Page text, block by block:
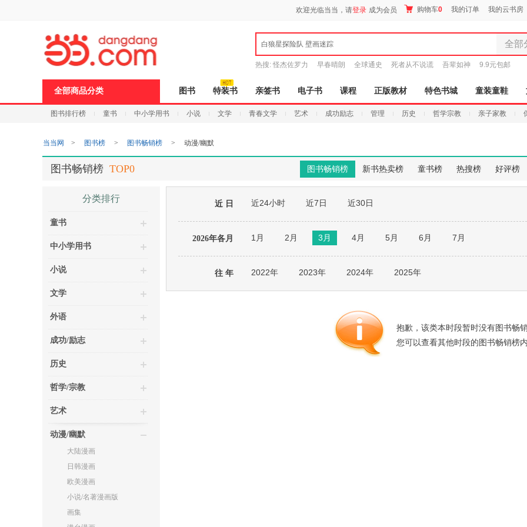
页
欢迎光临当当，请登录 成为会员 购物车0 我的订单 我的云书房
白狼星探险队 壁画迷踪 全部
全部分
图书
电子书
音像
玩具
孕婴
食品
手机
热搜: 怪杰佐罗力 早春晴朗 全球通史 死者从不说谎 吾辈如神 9.9元包邮
全部商品分类 图书 特装书 亲签书 电子书 课程 正版教材 特色书城 童装童鞋
图书排行榜 童书 中小学用书 小说 文学 青春文学 艺术 成功励志 管理 历史 哲学宗教 亲子家教
当当网 > 图书榜 > 图书畅销榜 > 动漫/幽默
图书畅销榜 新书热卖榜 童书榜 热搜榜 好评榜
图书畅销榜 TOP0
分类排行
童书
中小学用书
小说
文学
外语
成功/励志
历史
哲学/宗教
艺术
动漫/幽默
大陆漫画
日韩漫画
欧美漫画
小说/名著漫画版
画集
近 日 近24小时 近7日 近30日
2026年各月 1月 2月 3月 4月 5月 6月 7月
往 年 2022年 2023年 2024年 2025年
抱歉，该类本时段暂时没有图书畅销
您可以查看其他时段的图书畅销榜内